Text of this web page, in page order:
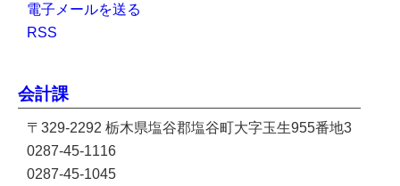
電子メールを送る
RSS
会計課
〒329-2292 栃木県塩谷郡塩谷町大字玉生955番地3
0287-45-1116
0287-45-1045